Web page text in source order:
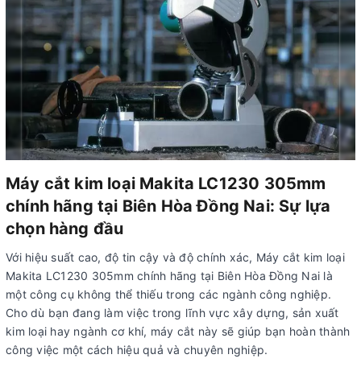
Máy cắt kim loại Makita LC1230 305mm
chính hãng tại Biên Hòa Đồng Nai: Sự lựa
chọn hàng đầu
Với hiệu suất cao, độ tin cậy và độ chính xác, Máy cắt kim loại
Makita LC1230 305mm chính hãng tại Biên Hòa Đồng Nai là
một công cụ không thể thiếu trong các ngành công nghiệp.
Cho dù bạn đang làm việc trong lĩnh vực xây dựng, sản xuất
kim loại hay ngành cơ khí, máy cắt này sẽ giúp bạn hoàn thành
công việc một cách hiệu quả và chuyên nghiệp.